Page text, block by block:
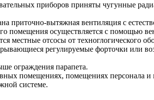
приборов приняты
приточно-вытяжная вентиляция с
помещения осуществляется с
отсосы от
регулируемые форточки
ограждения парапета.
помещениях, помещениях
системе.